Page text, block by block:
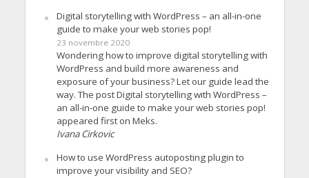
Digital storytelling with WordPress – an all-in-one
guide to make your web stories pop!
23 novembre 2020
Wondering how to improve digital storytelling with
WordPress and build more awareness and
exposure of your business? Let our guide lead the
way. The post Digital storytelling with WordPress –
an all-in-one guide to make your web stories pop!
appeared first on Meks.
Ivana Cirkovic
How to use WordPress autoposting plugin to
improve your visibility and SEO?